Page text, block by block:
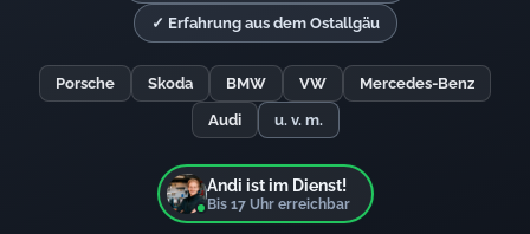
✓ Erfahrung aus dem Ostallgäu
Porsche Skoda BMW VW Mercedes-Benz
Audi u. v. m.
Andi ist im Dienst!
Bis 17Uhr erreichbar